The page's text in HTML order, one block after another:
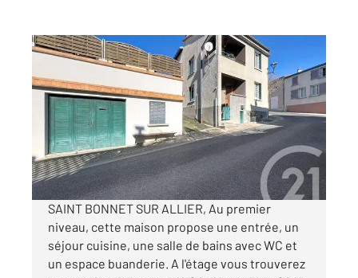
PERIGNAT SUR ALLIER 63
, 4 pièces
Ref : 15476
Maison à vendre
165 000 €
Visiter le site dédié
SAINT BONNET SUR ALLIER, Au premier
niveau, cette maison propose une entrée, un
séjour cuisine, une salle de bains avec WC et
un espace buanderie. A l'étage vous trouverez